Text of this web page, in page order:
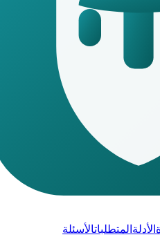
المتطلباتالأسئلة